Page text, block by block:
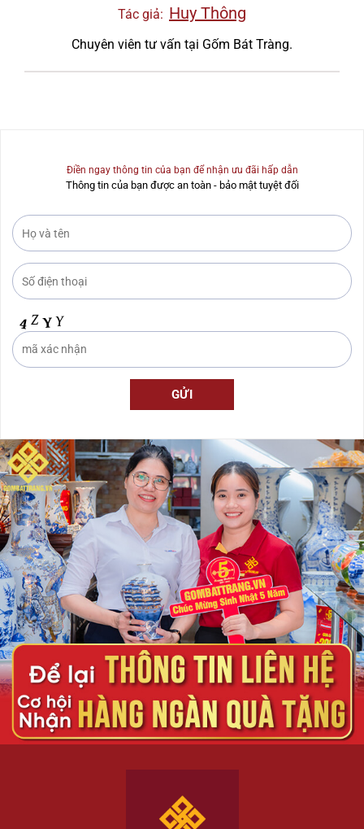
Tác giả: Huy Thông
Chuyên viên tư vấn tại Gốm Bát Tràng.
Điền ngay thông tin của bạn để nhận ưu đãi hấp dẫn
Thông tin của bạn được an toàn - bảo mật tuyệt đối